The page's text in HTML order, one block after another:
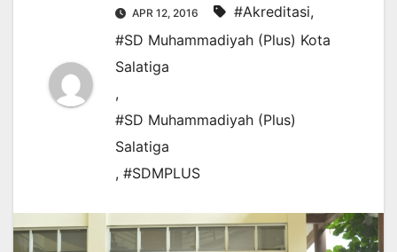
APR 12, 2016 #Akreditasi,
#SD Muhammadiyah (Plus) Kota
Salatiga
,
#SD Muhammadiyah (Plus)
Salatiga
, #SDMPLUS